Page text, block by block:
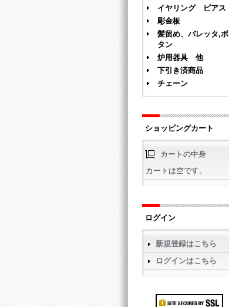
イヤリング ピアス
彫金板
髪留め、バレッタ,ボ
タン
炉用器具 他
下引き済商品
チェーン
ショッピングカート
カートの中身
カートは空です。
ログイン
新規登録はこちら
ログインはこちら